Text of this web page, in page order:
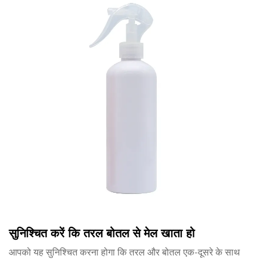
सुनिश्चित करें कि तरल बोतल से मेल खाता हो
आपको यह सुनिश्चित करना होगा कि तरल और बोतल एक-दूसरे के साथ